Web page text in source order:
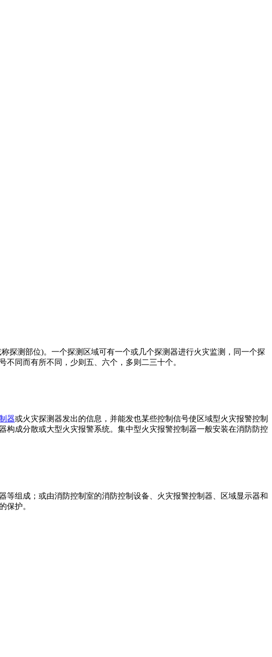
测部位)。一个探测区域可有一个或几个探测器进行火灾监测，同一个探
同而有所不同，少则五、六个，多则二三十个。
器或火灾探测器发出的信息，并能发也某些控制信号使区域型火灾报警控制
成分散或大型火灾报警系统。集中型火灾报警控制器一般安装在消防防控
组成；或由消防控制室的消防控制设备、火灾报警控制器、区域显示器和
保护。